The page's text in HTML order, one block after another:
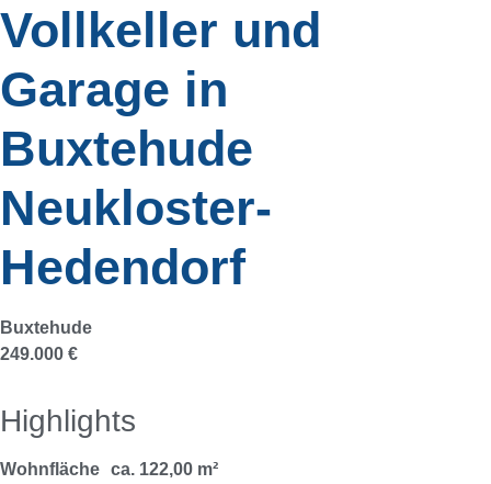
Vollkeller und
Garage in
Buxtehude
Neukloster-
Hedendorf
Buxtehude
249.000 €
Highlights
Wohnfläche ca. 122,00 m²